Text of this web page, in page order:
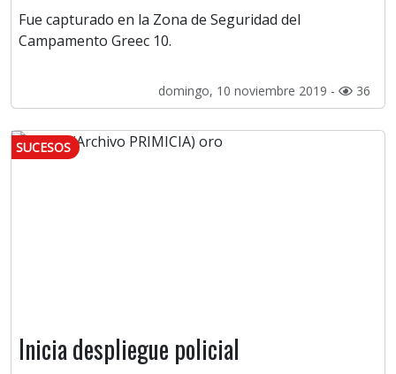
Fue capturado en la Zona de Seguridad del
Campamento Greec 10.
domingo, 10 noviembre 2019 - 36
SUCESOS
Inicia despliegue policial